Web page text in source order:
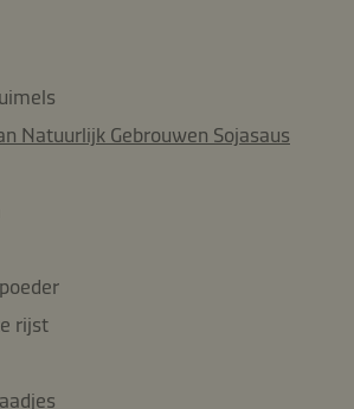
Natuurlijk Gebrouwen Sojasaus
rijst